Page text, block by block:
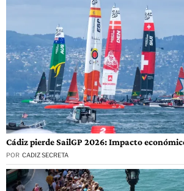
Cádiz pierde SailGP 2026: Impacto
POR CADIZ SECRETA